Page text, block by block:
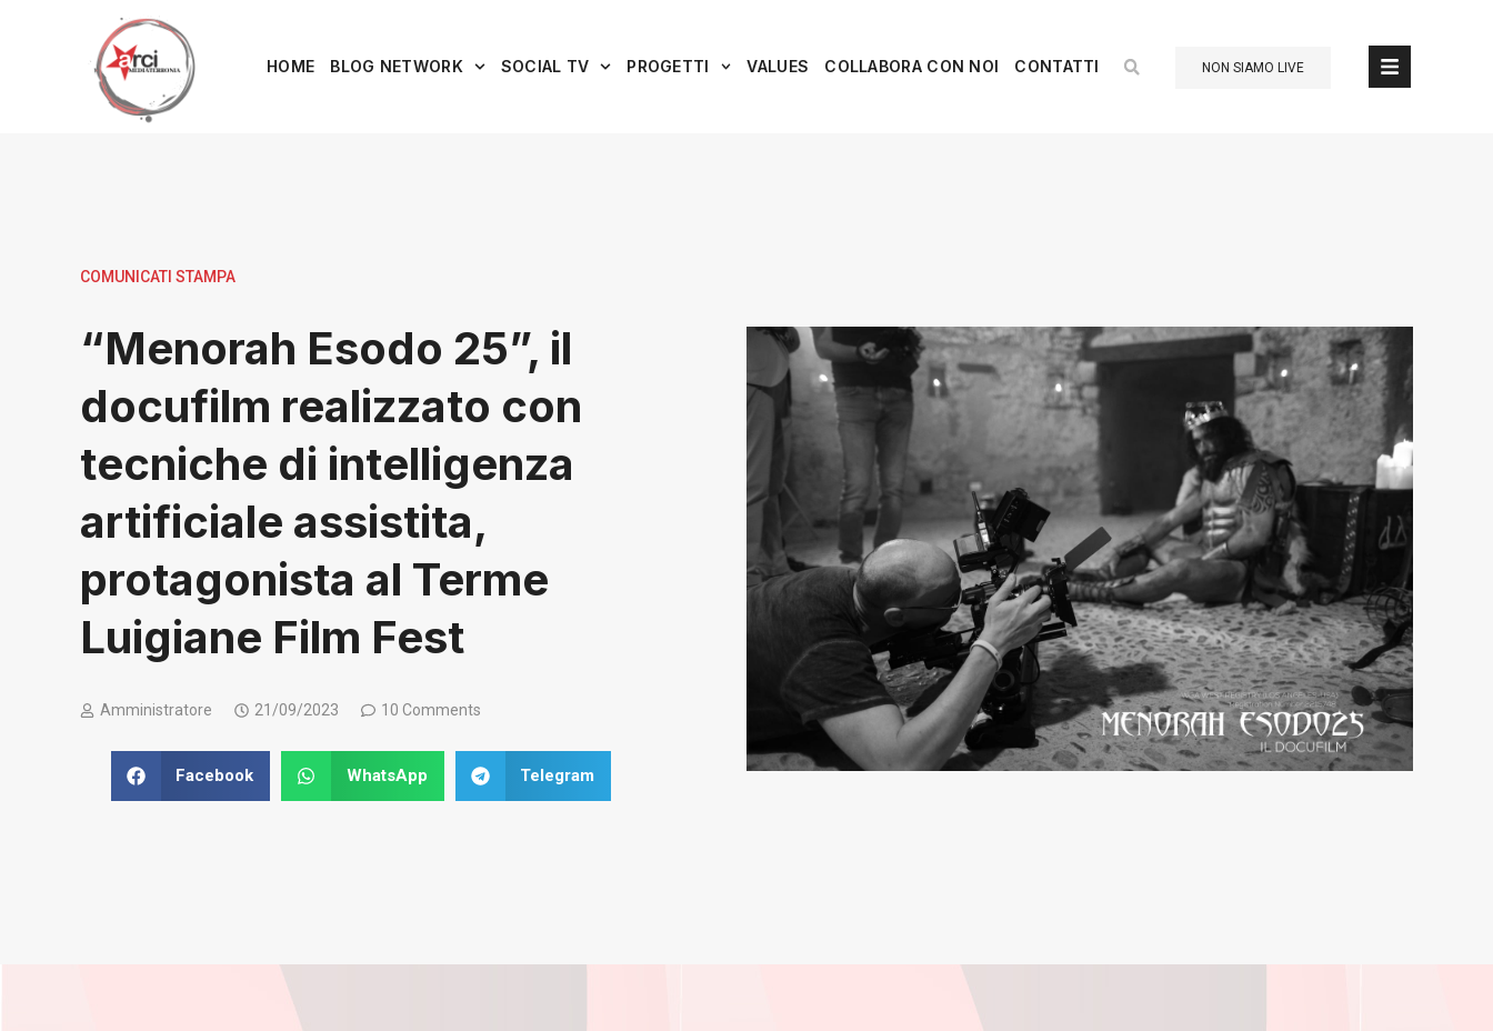
HOME BLOG NETWORK SOCIAL TV PROGETTI VALUES COLLABORA CON NOI CONTATTI NON SIAMO LIVE
COMUNICATI STAMPA
“Menorah Esodo 25”, il
docufilm realizzato con
tecniche di intelligenza
artificiale assistita,
protagonista al Terme
Luigiane Film Fest
Amministratore 21/09/2023 10 Comments
Facebook WhatsApp Telegram